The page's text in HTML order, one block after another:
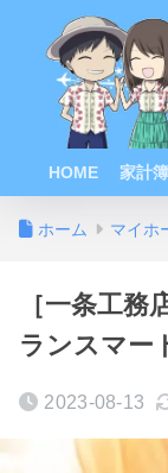
HOME 家計簿
ホーム マイホ
［一条工
ランスマー
2023-08-13